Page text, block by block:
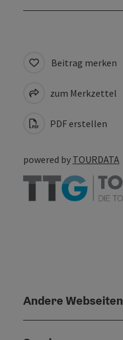
Beitrag merken
zum Merkzettel
PDF erstellen
powered by TOURDATA
Andere Webseiten